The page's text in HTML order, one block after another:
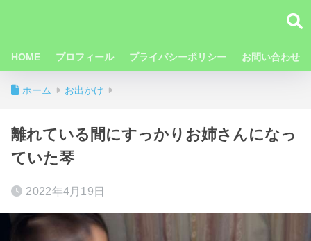
HOME プロフィール プライバシーポリシー お問い合わせ
ホーム お出かけ
離れている間にすっかりお姉さんになっ
ていた琴
2022年4月19日